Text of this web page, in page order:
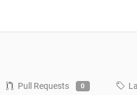
Pull Requests 0